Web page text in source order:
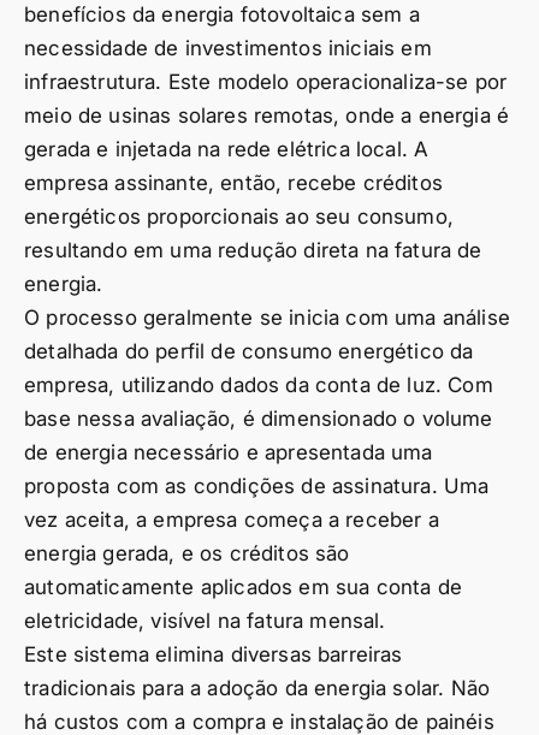
benefícios da energia fotovoltaica sem a
necessidade de investimentos iniciais em
infraestrutura. Este modelo operacionaliza-se por
meio de usinas solares remotas, onde a energia é
gerada e injetada na rede elétrica local. A
empresa assinante, então, recebe créditos
energéticos proporcionais ao seu consumo,
resultando em uma redução direta na fatura de
energia.
O processo geralmente se inicia com uma análise
detalhada do perfil de consumo energético da
empresa, utilizando dados da conta de luz. Com
base nessa avaliação, é dimensionado o volume
de energia necessário e apresentada uma
proposta com as condições de assinatura. Uma
vez aceita, a empresa começa a receber a
energia gerada, e os créditos são
automaticamente aplicados em sua conta de
eletricidade, visível na fatura mensal.
Este sistema elimina diversas barreiras
tradicionais para a adoção da energia solar. Não
há custos com a compra e instalação de painéis